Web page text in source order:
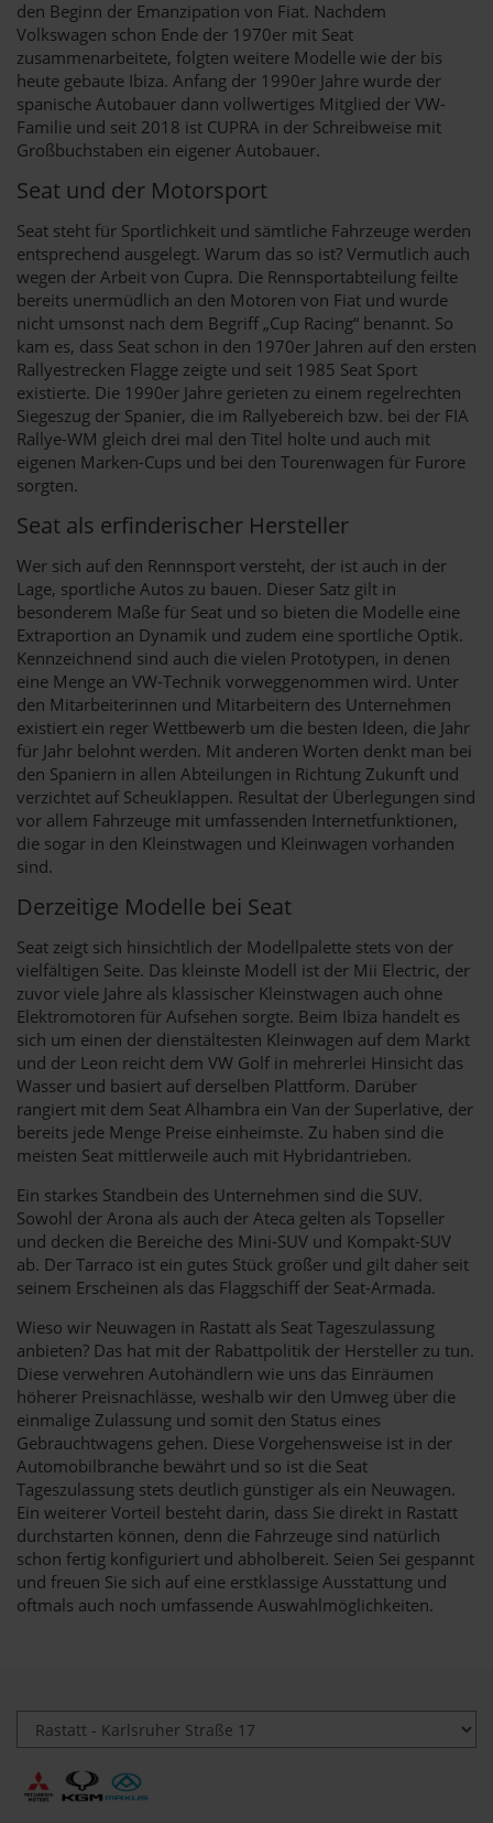
den Beginn der Emanzipation von Fiat. Nachdem
Volkswagen schon Ende der 1970er mit Seat
zusammenarbeitete, folgten weitere Modelle wie der bis
heute gebaute Ibiza. Anfang der 1990er Jahre wurde der
spanische Autobauer dann vollwertiges Mitglied der VW-
Familie und seit 2018 ist CUPRA in der Schreibweise mit
Großbuchstaben ein eigener Autobauer.
Seat und der Motorsport
Seat steht für Sportlichkeit und sämtliche Fahrzeuge werden
entsprechend ausgelegt. Warum das so ist? Vermutlich auch
wegen der Arbeit von Cupra. Die Rennsportabteilung feilte
bereits unermüdlich an den Motoren von Fiat und wurde
nicht umsonst nach dem Begriff „Cup Racing“ benannt. So
kam es, dass Seat schon in den 1970er Jahren auf den ersten
Rallyestrecken Flagge zeigte und seit 1985 Seat Sport
existierte. Die 1990er Jahre gerieten zu einem regelrechten
Siegeszug der Spanier, die im Rallyebereich bzw. bei der FIA
Rallye-WM gleich drei mal den Titel holte und auch mit
eigenen Marken-Cups und bei den Tourenwagen für Furore
sorgten.
Seat als erfinderischer Hersteller
Wer sich auf den Rennnsport versteht, der ist auch in der
Lage, sportliche Autos zu bauen. Dieser Satz gilt in
besonderem Maße für Seat und so bieten die Modelle eine
Extraportion an Dynamik und zudem eine sportliche Optik.
Kennzeichnend sind auch die vielen Prototypen, in denen
eine Menge an VW-Technik vorweggenommen wird. Unter
den Mitarbeiterinnen und Mitarbeitern des Unternehmen
existiert ein reger Wettbewerb um die besten Ideen, die Jahr
für Jahr belohnt werden. Mit anderen Worten denkt man bei
den Spaniern in allen Abteilungen in Richtung Zukunft und
verzichtet auf Scheuklappen. Resultat der Überlegungen sind
vor allem Fahrzeuge mit umfassenden Internetfunktionen,
die sogar in den Kleinstwagen und Kleinwagen vorhanden
sind.
Derzeitige Modelle bei Seat
Seat zeigt sich hinsichtlich der Modellpalette stets von der
vielfältigen Seite. Das kleinste Modell ist der Mii Electric, der
zuvor viele Jahre als klassischer Kleinstwagen auch ohne
Elektromotoren für Aufsehen sorgte. Beim Ibiza handelt es
sich um einen der dienstältesten Kleinwagen auf dem Markt
und der Leon reicht dem VW Golf in mehrerlei Hinsicht das
Wasser und basiert auf derselben Plattform. Darüber
rangiert mit dem Seat Alhambra ein Van der Superlative, der
bereits jede Menge Preise einheimste. Zu haben sind die
meisten Seat mittlerweile auch mit Hybridantrieben.
Ein starkes Standbein des Unternehmen sind die SUV.
Sowohl der Arona als auch der Ateca gelten als Topseller
und decken die Bereiche des Mini-SUV und Kompakt-SUV
ab. Der Tarraco ist ein gutes Stück größer und gilt daher seit
seinem Erscheinen als das Flaggschiff der Seat-Armada.
Wieso wir Neuwagen in Rastatt als Seat Tageszulassung
anbieten? Das hat mit der Rabattpolitik der Hersteller zu tun.
Diese verwehren Autohändlern wie uns das Einräumen
höherer Preisnachlässe, weshalb wir den Umweg über die
einmalige Zulassung und somit den Status eines
Gebrauchtwagens gehen. Diese Vorgehensweise ist in der
Automobilbranche bewährt und so ist die Seat
Tageszulassung stets deutlich günstiger als ein Neuwagen.
Ein weiterer Vorteil besteht darin, dass Sie direkt in Rastatt
durchstarten können, denn die Fahrzeuge sind natürlich
schon fertig konfiguriert und abholbereit. Seien Sei gespannt
und freuen Sie sich auf eine erstklassige Ausstattung und
oftmals auch noch umfassende Auswahlmöglichkeiten.